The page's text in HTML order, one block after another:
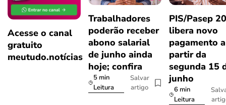
Acesse o canal
gratuito
meutudo.notícias
Trabalhadores
poderão receber
abono salarial
de junho ainda
hoje; confira
5 min
Leitura
Salvar
artigo
PIS/Pasep
libera novo
pagamento a
partir da
segunda 15
junho
6 min
Leitura